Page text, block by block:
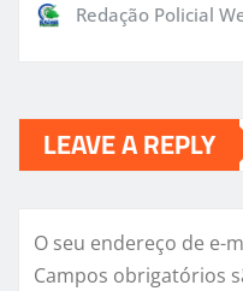
Redação Policial
LEAVE A REPLY
O seu endereço de e-
Campos obrigatórios